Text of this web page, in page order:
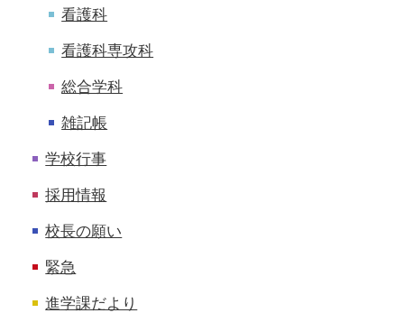
看護科
看護科専攻科
総合学科
雑記帳
学校行事
採用情報
校長の願い
緊急
進学課だより